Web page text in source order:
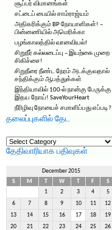
சூப்பர் விமானங்கள்
சட்டைப் பையில் சாம்ராஜ்யம்
அதிகரிக்கும் BP நோயாளிகள்! –
பின்னணியில் அமெரிக்கா
பழங்காலத்தில் வானவியல்!
சிறுநீர் கல்லடைப்பு – இயற்கை முறை
சிகிச்சை!
சிறுநீரை நீண்ட நேரம் அடக்குவதால்
சந்திக்கும் ஆபத்துக்கள்
இந்தியாவில் 100-ல் நான்கு பேருக்கு
இதய நோய்! SaveYourHeart
நீரிழிவு நோயைச் சமாளிப்பது எப்படி?
தலைப்புகளில் தேட
தலைப்புகளில்
தேட
தேதிவாரியாக பதிவுகள்
December 2015
S
M W F
S
1
2 3 4 5
6 7 8 9 10 11 12
13 14 15 16 17 18 19
20 21 22 23 24 25 26